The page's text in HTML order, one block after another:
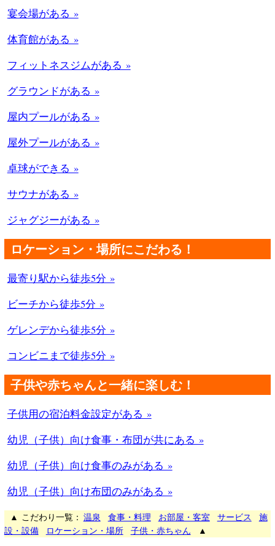
宴会場がある »
体育館がある »
フィットネスジムがある »
グラウンドがある »
屋内プールがある »
屋外プールがある »
卓球ができる »
サウナがある »
ジャグジーがある »
ロケーション・場所にこだわる！
最寄り駅から徒歩5分 »
ビーチから徒歩5分 »
ゲレンデから徒歩5分 »
コンビニまで徒歩5分 »
子供や赤ちゃんと一緒に楽しむ！
子供用の宿泊料金設定がある »
幼児（子供）向け食事・布団が共にある »
幼児（子供）向け食事のみがある »
幼児（子供）向け布団のみがある »
▲ こだわり一覧： 温泉 食事・料理 お部屋・客室 サービス
施
設・設備
ロケーション・場所 子供・赤ちゃん ▲